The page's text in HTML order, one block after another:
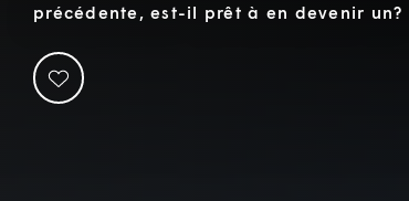
précédente, est-il prêt à en devenir un?